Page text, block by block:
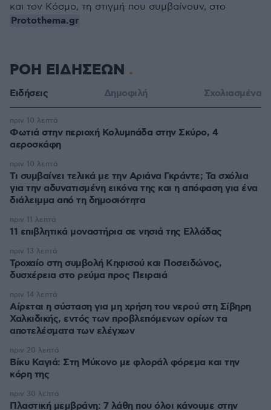
και τον Κόσμο, τη στιγμή που συμβαίνουν, στο
Protothema.gr
ΡΟΗ ΕΙΔΗΣΕΩΝ
Ειδήσεις Δημοφιλή Σχολιασμένα
Φωτιά στην περιοχή Κολυμπάδα στην Σκύρο, 4
αεροσκάφη
πριν 10 λεπτά
Τι συμβαίνει τελικά με την Αριάνα Γκράντε; Τα σχόλια
για την αδυνατισμένη εικόνα της και η απόφαση για ένα
διάλειμμα από τη δημοσιότητα
πριν 10 λεπτά
11 επιβλητικά μοναστήρια σε νησιά της Ελλάδας
πριν 11 λεπτά
Τροχαίο στη συμβολή Κηφισού και Ποσειδώνος,
δυσχέρεια στο ρεύμα προς Πειραιά
πριν 13 λεπτά
Αίρεται η σύσταση για μη χρήση του νερού στη Σίβηρη
Χαλκιδικής, εντός των προβλεπόμενων ορίων τα
αποτελέσματα των ελέγχων
πριν 14 λεπτά
Βίκυ Καγιά: Στη Μύκονο με φλοράλ φόρεμα και την
κόρη της
πριν 20 λεπτά
Πλαστική μεμβράνη: 7 λάθη που όλοι κάνουμε στην
πριν 30 λεπτά